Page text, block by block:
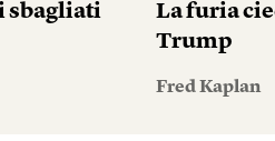
sbagliati
La furia
Trump
Fred Kaplan